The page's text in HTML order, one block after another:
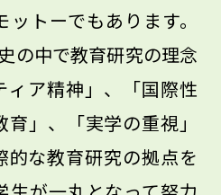
トーでもあります。
の中で教育研究の理念
ィア精神」、「国際性
」、「実学の重視」
的な教育研究の拠点を